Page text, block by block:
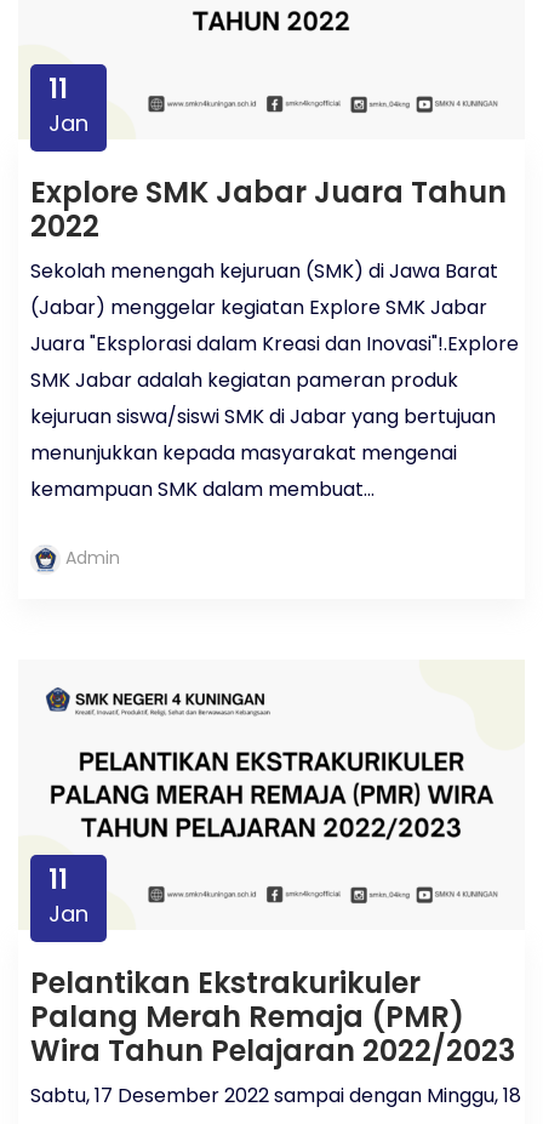
11
Jan
Explore SMK Jabar Juara Tahun
2022
Sekolah menengah kejuruan (SMK) di Jawa Barat
(Jabar) menggelar kegiatan Explore SMK Jabar
Juara "Eksplorasi dalam Kreasi dan Inovasi"!.Explore
SMK Jabar adalah kegiatan pameran produk
kejuruan siswa/siswi SMK di Jabar yang bertujuan
menunjukkan kepada masyarakat mengenai
kemampuan SMK dalam membuat...
Admin
11
Jan
Pelantikan Ekstrakurikuler
Palang Merah Remaja (PMR)
Wira Tahun Pelajaran 2022/2023
Sabtu, 17 Desember 2022 sampai dengan Minggu, 18